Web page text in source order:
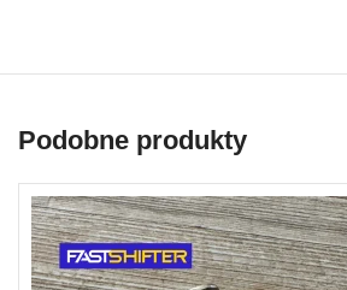
Podobne produkty